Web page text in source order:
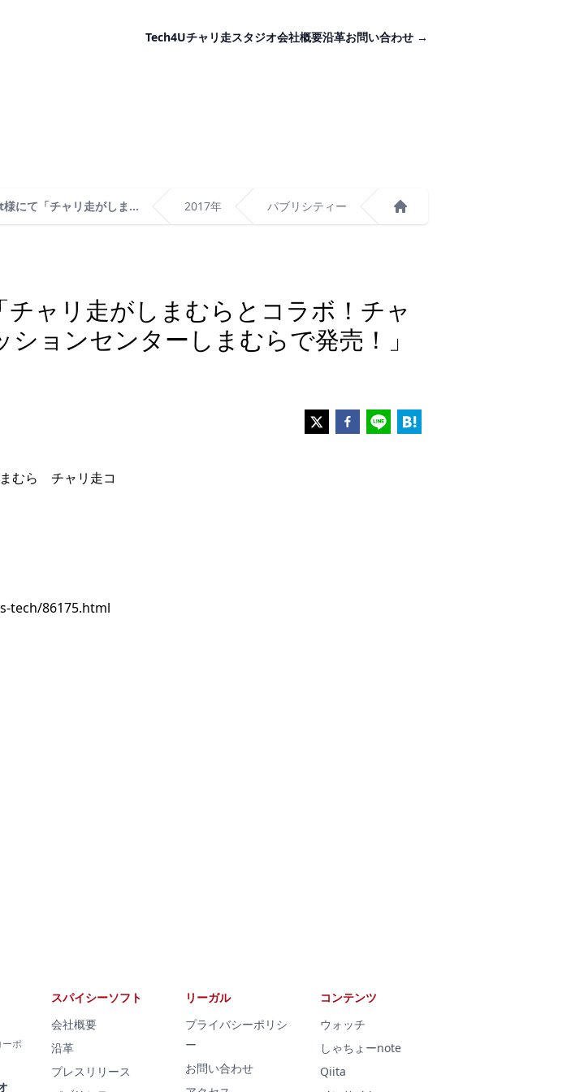
Tech4Uチャリ走スタジオ会社概要沿革お問い合わせ →
にて「チャリ走がしま... 2017年 パブリシティー
ャリ走がしまむらとコラボ！チャ
ョンセンターしまむらで発売！」
むら チャリ走コ
tech/86175.html
ポ
スパイシーソフト
会社概要
沿革
プレスリリース
リーガル
プライバシーポリシ
ー
お問い合わせ
コンテンツ
ウォッチ
しゃちょーnote
Qiita